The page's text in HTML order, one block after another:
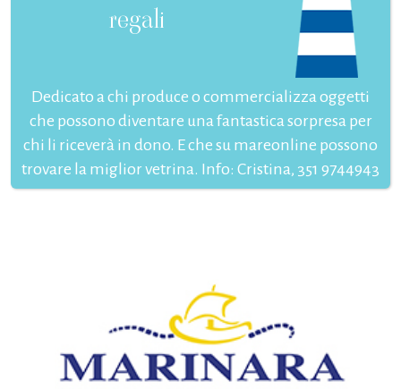
regali
Dedicato a chi produce o commercializza oggetti
che possono diventare una fantastica sorpresa per
chi li riceverà in dono. E che su mareonline possono
trovare la miglior vetrina. Info: Cristina, 351 9744943